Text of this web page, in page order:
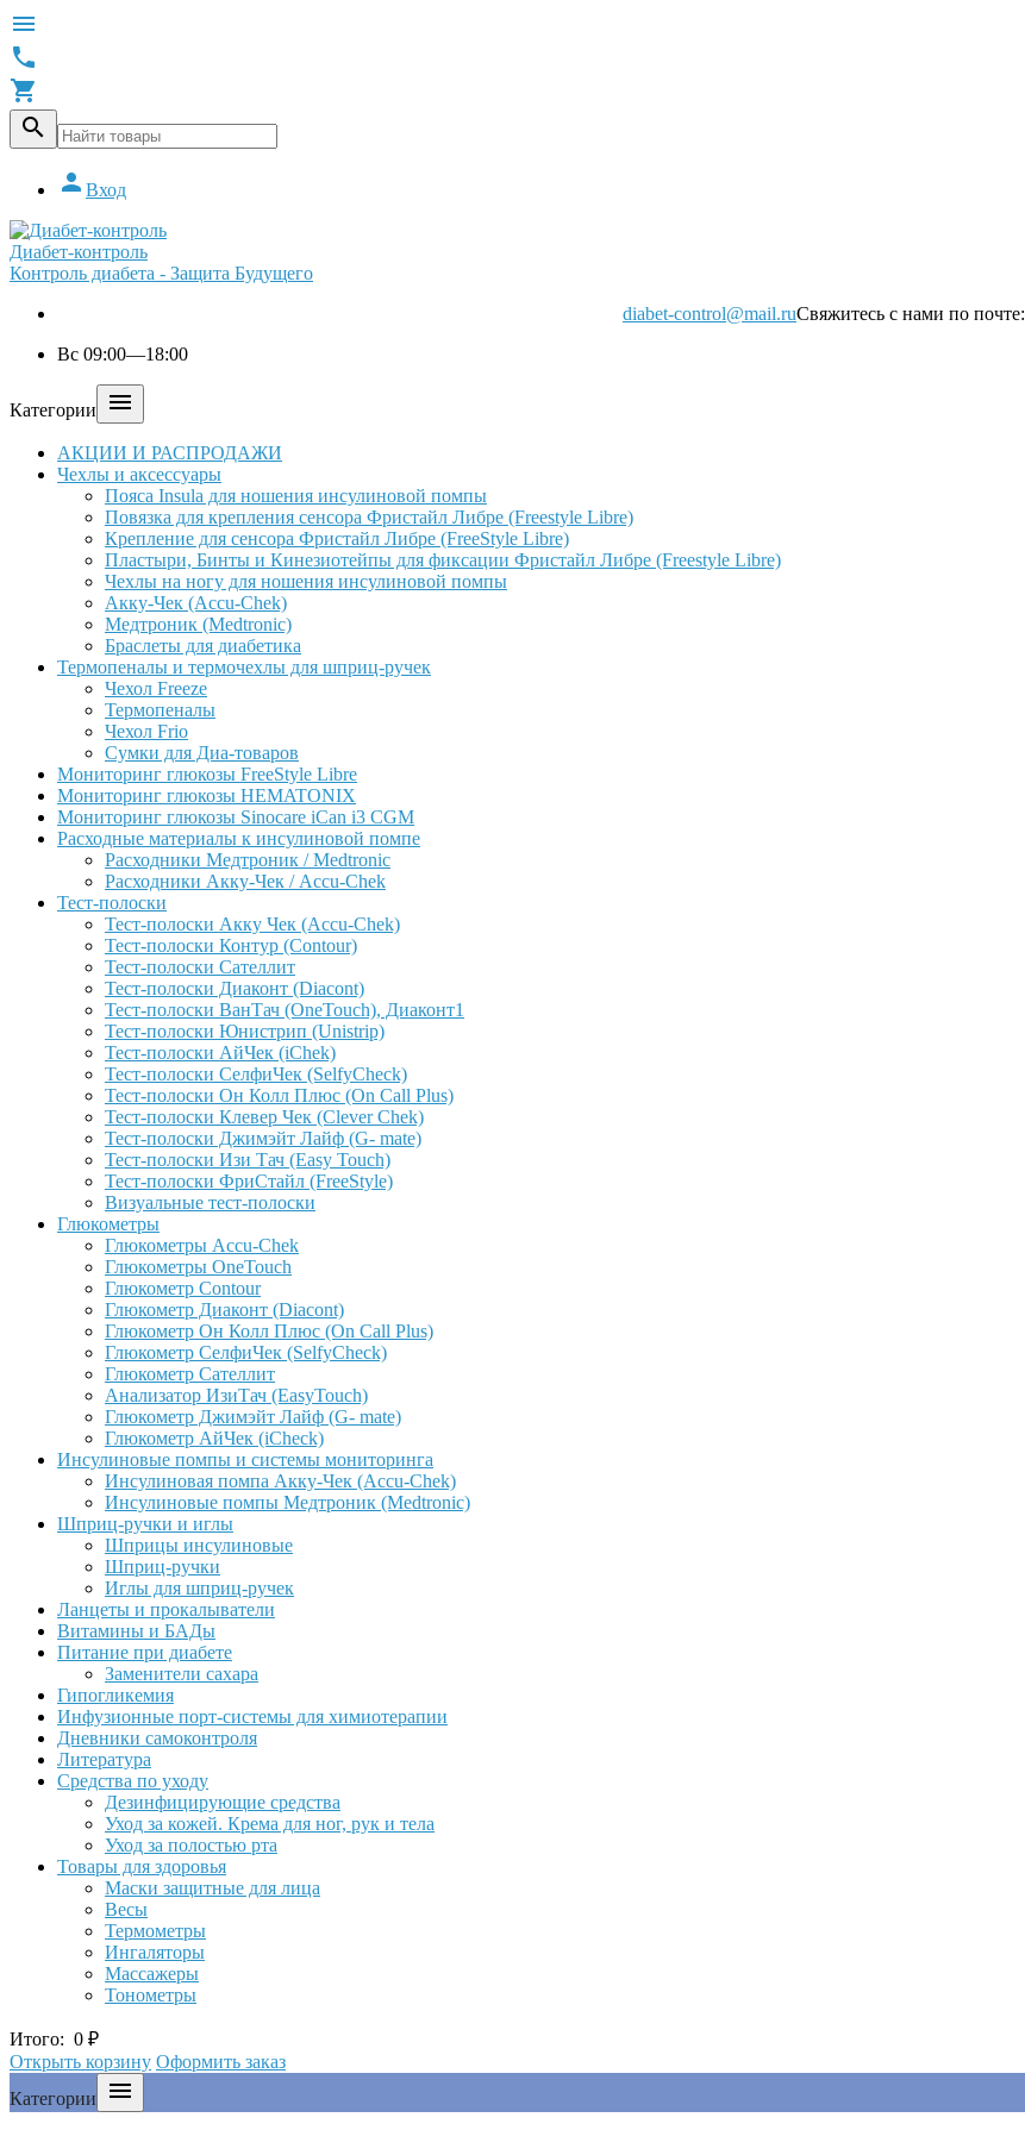




 Вход
Диабет-контроль
Контроль диабета - Защита Будущего
diabet-control@mail.ruСвяжитесь с нами по почте:
Вс 09:00—18:00
Категории 
АКЦИИ И РАСПРОДАЖИ
Чехлы и аксессуары
Пояса Insula для ношения инсулиновой помпы
Повязка для крепления сенсора Фристайл Либре (Freestyle Libre)
Крепление для сенсора Фристайл Либре (FreeStyle Libre)
Пластыри, Бинты и Кинезиотейпы для фиксации Фристайл Либре (Freestyle Libre)
Чехлы на ногу для ношения инсулиновой помпы
Акку-Чек (Accu-Chek)
Медтроник (Medtronic)
Браслеты для диабетика
Термопеналы и термочехлы для шприц-ручек
Чехол Freeze
Термопеналы
Чехол Frio
Сумки для Диа-товаров
Мониторинг глюкозы FreeStyle Libre
Мониторинг глюкозы HEMATONIX
Мониторинг глюкозы Sinocare iCan i3 CGM
Расходные материалы к инсулиновой помпе
Расходники Медтроник / Medtronic
Расходники Акку-Чек / Accu-Chek
Тест-полоски
Тест-полоски Акку Чек (Accu-Chek)
Тест-полоски Контур (Contour)
Тест-полоски Сателлит
Тест-полоски Диаконт (Diacont)
Тест-полоски ВанТач (OneTouch), Диаконт1
Тест-полоски Юнистрип (Unistrip)
Тест-полоски АйЧек (iChek)
Тест-полоски СелфиЧек (SelfyCheck)
Тест-полоски Он Колл Плюс (On Call Plus)
Тест-полоски Клевер Чек (Clever Chek)
Тест-полоски Джимэйт Лайф (G- mate)
Тест-полоски Изи Тач (Easy Touch)
Тест-полоски ФриCтайл (FreeStyle)
Визуальные тест-полоски
Глюкометры
Глюкометры Accu-Сhek
Глюкометры OneTouch
Глюкометр Contour
Глюкометр Диаконт (Diacont)
Глюкометр Он Колл Плюс (On Call Plus)
Глюкометр СелфиЧек (SelfyCheck)
Глюкометр Сателлит
Анализатор ИзиТач (EasyTouch)
Глюкометр Джимэйт Лайф (G- mate)
Глюкометр АйЧек (iCheck)
Инсулиновые помпы и системы мониторинга
Инсулиновая помпа Акку-Чек (Accu-Chek)
Инсулиновые помпы Медтроник (Medtronic)
Шприц-ручки и иглы
Шприцы инсулиновые
Шприц-ручки
Иглы для шприц-ручек
Ланцеты и прокалыватели
Витамины и БАДы
Питание при диабете
Заменители сахара
Гипогликемия
Инфузионные порт-системы для химиотерапии
Дневники самоконтроля
Литература
Средства по уходу
Дезинфицирующие средства
Уход за кожей. Крема для ног, рук и тела
Уход за полостью рта
Товары для здоровья
Маски защитные для лица
Весы
Термометры
Ингаляторы
Массажеры
Тонометры
Итого: 0 ₽
Открыть корзину Оформить заказ
Категории
